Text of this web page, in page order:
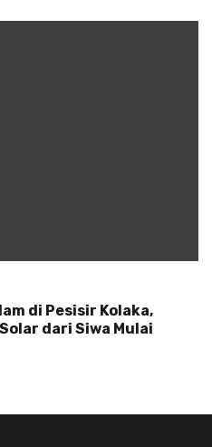
di Pesisir Kolaka,
dari Siwa Mulai